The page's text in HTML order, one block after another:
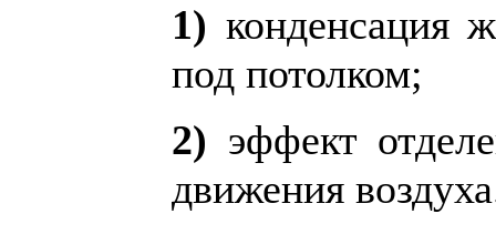
1) конденсация
под потолком;
2) эффект
движения